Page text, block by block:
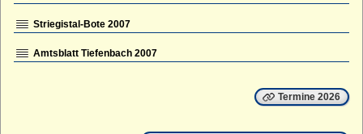
Striegistal-Bote 2007
Amtsblatt Tiefenbach 2007
Termine 2026